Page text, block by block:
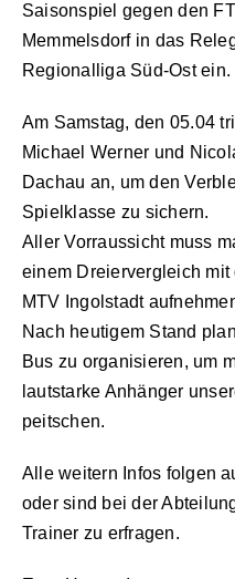
Saisonspiel gegen den
Memmelsdorf in das
Regionalliga Süd-Ost ein.
Am Samstag, den 05.04
Michael Werner und
Dachau an, um den
Spielklasse zu sichern.
Aller Vorraussicht muss
einem Dreiervergleich
MTV Ingolstadt
Nach heutigem Stand
Bus zu organisieren, um
lautstarke Anhänger
peitschen.
Alle weitern Infos folgen
oder sind bei der
Trainer zu erfragen.